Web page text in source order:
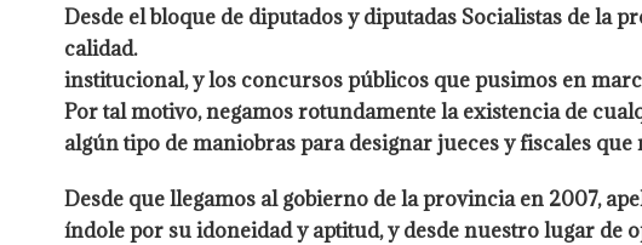
Desde el bloque de diputados y diputadas Socialistas de
calidad.
institucional, y los concursos públicos que pusimos en
Por tal motivo, negamos rotundamente la existencia de
algún tipo de maniobras para designar jueces y fiscales que
Desde que llegamos al gobierno de la provincia en 2007,
índole por su idoneidad y aptitud, y desde nuestro lugar